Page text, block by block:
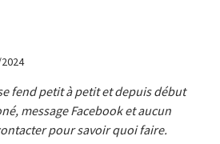
fend petit à petit et depuis début
message Facebook et aucun
pour savoir quoi faire.